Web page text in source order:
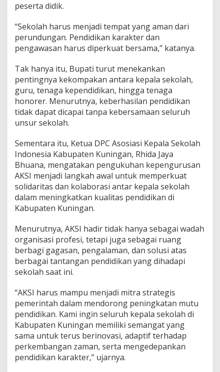
peserta didik.
“Sekolah harus menjadi tempat yang aman dari
perundungan. Pendidikan karakter dan
pengawasan harus diperkuat bersama,” katanya.
Tak hanya itu, Bupati turut menekankan
pentingnya kekompakan antara kepala sekolah,
guru, tenaga kependidikan, hingga tenaga
honorer. Menurutnya, keberhasilan pendidikan
tidak dapat dicapai tanpa kebersamaan seluruh
unsur sekolah.
Sementara itu, Ketua DPC Asosiasi Kepala Sekolah
Indonesia Kabupaten Kuningan, Rhida Jaya
Bhuana, mengatakan pengukuhan kepengurusan
AKSI menjadi langkah awal untuk memperkuat
solidaritas dan kolaborasi antar kepala sekolah
dalam meningkatkan kualitas pendidikan di
Kabupaten Kuningan.
Menurutnya, AKSI hadir tidak hanya sebagai wadah
organisasi profesi, tetapi juga sebagai ruang
berbagi gagasan, pengalaman, dan solusi atas
berbagai tantangan pendidikan yang dihadapi
sekolah saat ini.
“AKSI harus mampu menjadi mitra strategis
pemerintah dalam mendorong peningkatan mutu
pendidikan. Kami ingin seluruh kepala sekolah di
Kabupaten Kuningan memiliki semangat yang
sama untuk terus berinovasi, adaptif terhadap
perkembangan zaman, serta mengedepankan
pendidikan karakter,” ujarnya.